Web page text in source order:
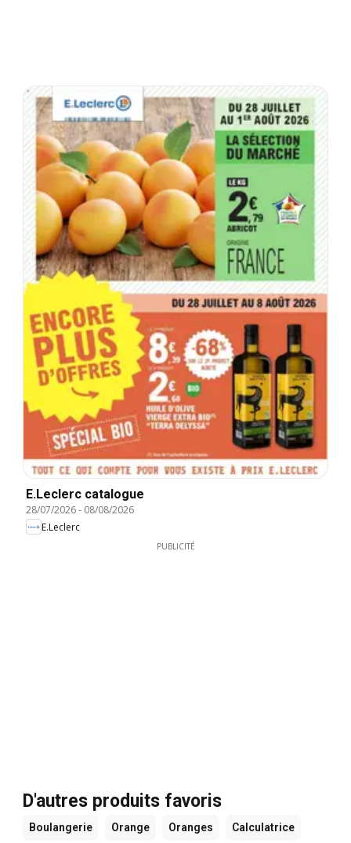
E.Leclerc catalogue
28/07/2026- 08/08/2026
E.Leclerc
PUBLICITÉ
D'autres produits favoris
Boulangerie Orange Oranges Calculatrice